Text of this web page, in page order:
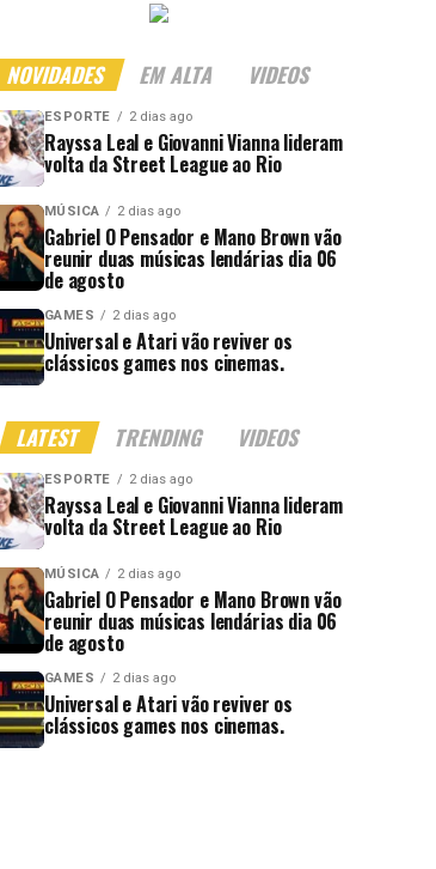
NOVIDADES EM ALTA VIDEOS
ESPORTE 2 dias ago
Rayssa Leal e Giovanni Vianna lideram
volta da Street League ao Rio
MÚSICA 2 dias ago
Gabriel O Pensador e Mano Brown vão
reunir duas músicas lendárias dia 06
de agosto
GAMES 2 dias ago
Universal e Atari vão reviver os
clássicos games nos cinemas.
LATEST TRENDING VIDEOS
ESPORTE 2 dias ago
Rayssa Leal e Giovanni Vianna lideram
volta da Street League ao Rio
MÚSICA 2 dias ago
Gabriel O Pensador e Mano Brown vão
reunir duas músicas lendárias dia 06
de agosto
GAMES 2 dias ago
Universal e Atari vão reviver os
clássicos games nos cinemas.